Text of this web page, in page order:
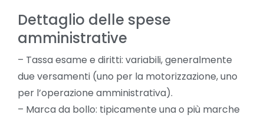
Dettaglio delle spese
amministrative
– Tassa esame e diritti: variabili, generalmente
due versamenti (uno per la motorizzazione, uno
per l’operazione amministrativa).
– Marca da bollo: tipicamente una o più marche